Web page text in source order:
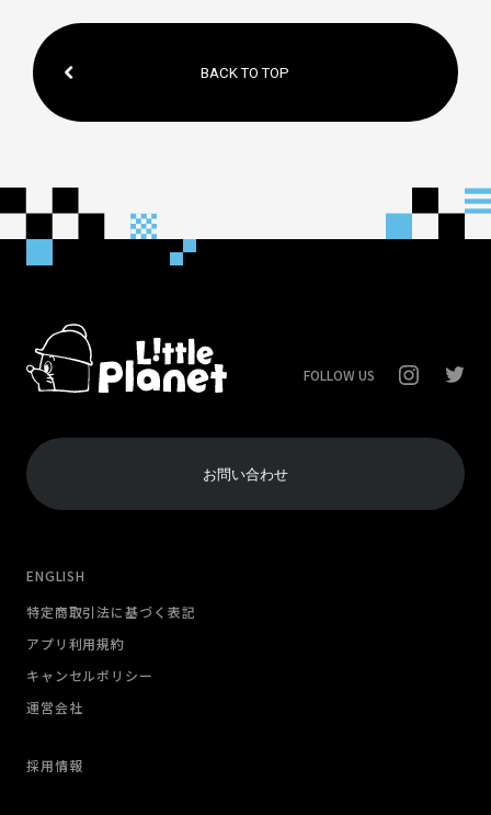
BACK TO TOP
FOLLOW US
お問い合わせ
ENGLISH
特定商取引法に基づく表記
アプリ利用規約
キャンセルポリシー
運営会社
採用情報